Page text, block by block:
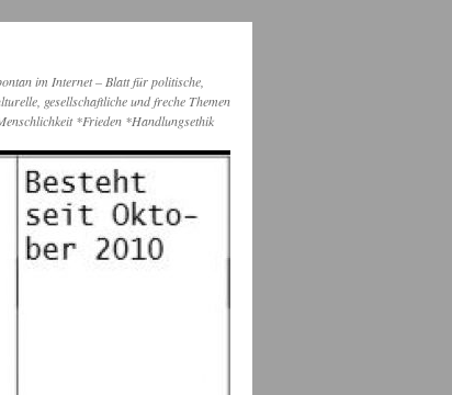
im Internet – Blatt für politische,
gesellschaftliche und freche Themen
*Frieden *Handlungsethik